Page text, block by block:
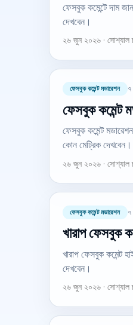
ফেসবুক কমেন্টে দাম
দেখবেন।
২৬ জুন ২০২৬ · সোশ্যাল
ফেসবুক কমেন্ট মডারেশন ৭
ফেসবুক কমেন্ট
ফেসবুক কমেন্ট
কোন মেট্রিক দেখবেন।
২৬ জুন ২০২৬ · সোশ্যাল
ফেসবুক কমেন্ট মডারেশন ৭
খারাপ ফেসবুক
খারাপ ফেসবুক কমেন্ট
দেখবেন।
২৬ জুন ২০২৬ · সোশ্যাল